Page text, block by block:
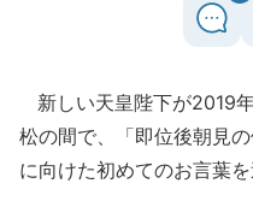
新しい天皇陛下が2019
松の間で、「即位後朝見
に向けた初めてのお言葉を